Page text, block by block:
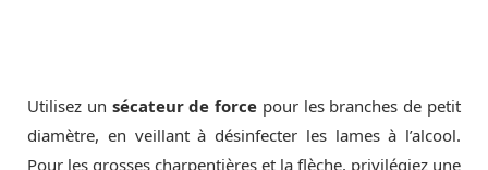
Utilisez un sécateur de force pour les branches de petit
diamètre, en veillant à désinfecter les lames à l’alcool.
Pour les grosses charpentières et la flèche, privilégiez une